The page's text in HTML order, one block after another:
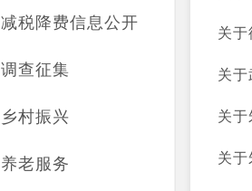
减税降费信息公开
调查征集
乡村振兴
养老服务
关
关
关
关